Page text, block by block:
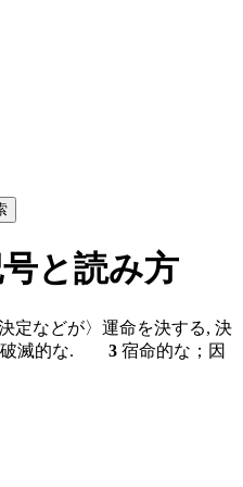
と読み方
定などが〉運命を決する, 決
破滅的な. 3 宿命的な；因